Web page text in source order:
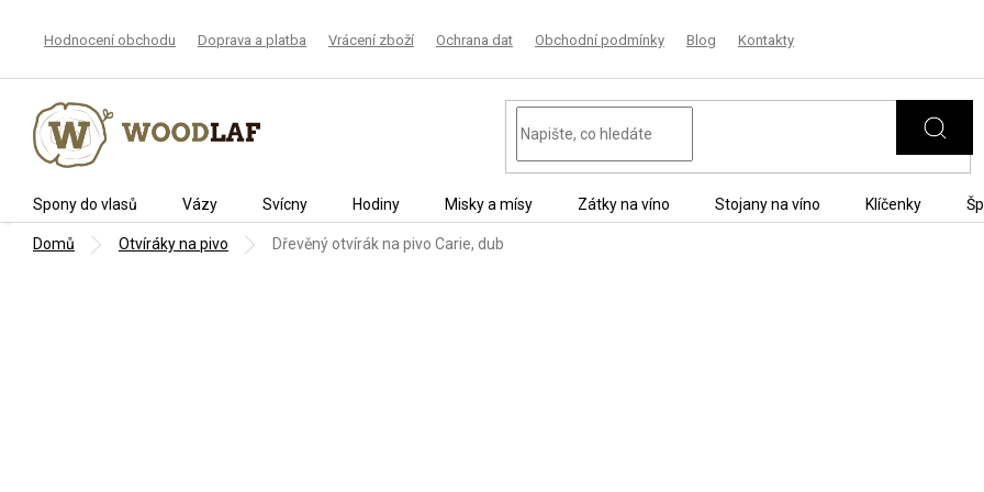
Hodnocení obchodu Doprava a platba Vrácení zboží Ochrana dat Obchodní podmínky Blog Kontakty
Spony do vlasů Vázy Svícny Hodiny Misky a mísy Zátky na víno Stojany na víno Klíčenky
Domů Otvíráky na pivo Dřevěný otvírák na pivo Carie, dub